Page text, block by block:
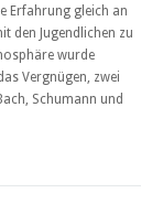
Erfahrung gleich an
den Jugendlichen zu
wurde
Vergnügen, zwei
Schumann und